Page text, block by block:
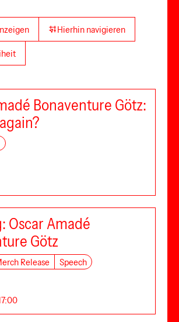
Hierhin navigieren
Bonaventure Götz:
Oscar Amadé
Götz
Release Speech